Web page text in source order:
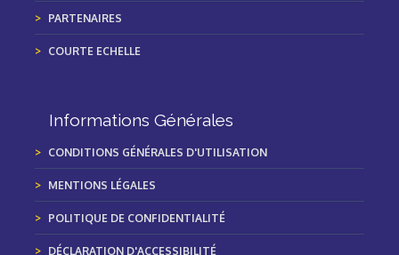
PARTENAIRES
COURTE ECHELLE
Informations Générales
CONDITIONS GÉNÉRALES D'UTILISATION
MENTIONS LÉGALES
POLITIQUE DE CONFIDENTIALITÉ
DÉCLARATION D'ACCESSIBILITÉ